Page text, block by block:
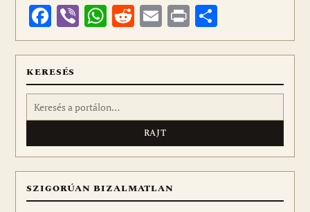
Facebook
ViberWhatsApp
Reddit
Email
Print
meg
KERESÉS
Keresés:
SZIGORÚAN BIZALMATLAN